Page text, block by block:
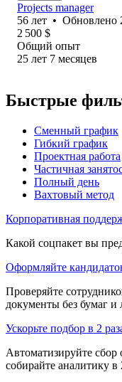
Projects manager
56 лет • Обновлено
2 500 $
Общий опыт
25 лет 7 месяцев
Быстрые
Сменный график
Гибкий график
Проектная работа
Частичная
Полный день
Вахтовый метод
Корпоративная
Какой соцпакет вы
Оформляйте
Проверяйте
документы без бумаг и
Ускорьте подбор в 2
Автоматизируйте сбор
собирайте аналитику в